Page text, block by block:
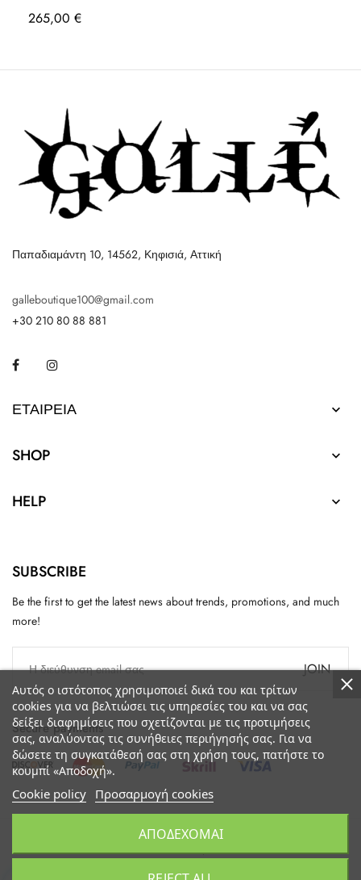
Τιμή
265,00 €
Παπαδιαμάντη 10, 14562, Κηφισιά, Αττική
galleboutique100@gmail.com
+30 210 80 88 881
Facebook
ΕΤΑΙΡΕΊΑ 
SHOP 
HELP 
SUBSCRIBE
Be the first to get the latest news about trends, promotions, and much
more!
JOIN
Secure payments
Αυτός ο ιστότοπος χρησιμοποιεί δικά του και τρίτων
cookies για να βελτιώσει τις υπηρεσίες του και να σας
δείξει διαφημίσεις που σχετίζονται με τις προτιμήσεις
σας, αναλύοντας τις συνήθειες περιήγησής σας. Για να
δώσετε τη συγκατάθεσή σας στη χρήση τους, πατήστε το
κουμπί «Αποδοχή».
Cookie policy Προσαρμογή cookies
ΑΠΟΔΈΧΟΜΑΙ
Galle Boutique
Language
Ελληνικά